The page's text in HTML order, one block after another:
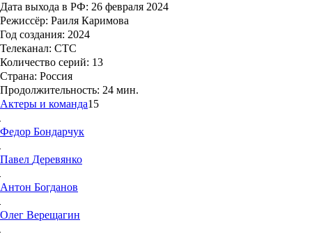
Дата выхода в РФ: 26 февраля 2024
Режиссёр: Раиля Каримова
Год создания: 2024
Телеканал: СТС
Количество серий: 13
Страна: Россия
Продолжительность: 24 мин.
Актеры и команда15
Федор Бондарчук
Павел Деревянко
Антон Богданов
Олег Верещагин